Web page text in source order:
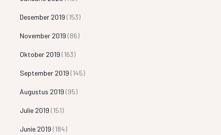
Desember 2019 (153)
November 2019 (86)
Oktober 2019 (163)
September 2019 (145)
Augustus 2019 (95)
Julie 2019 (151)
Junie 2019 (184)